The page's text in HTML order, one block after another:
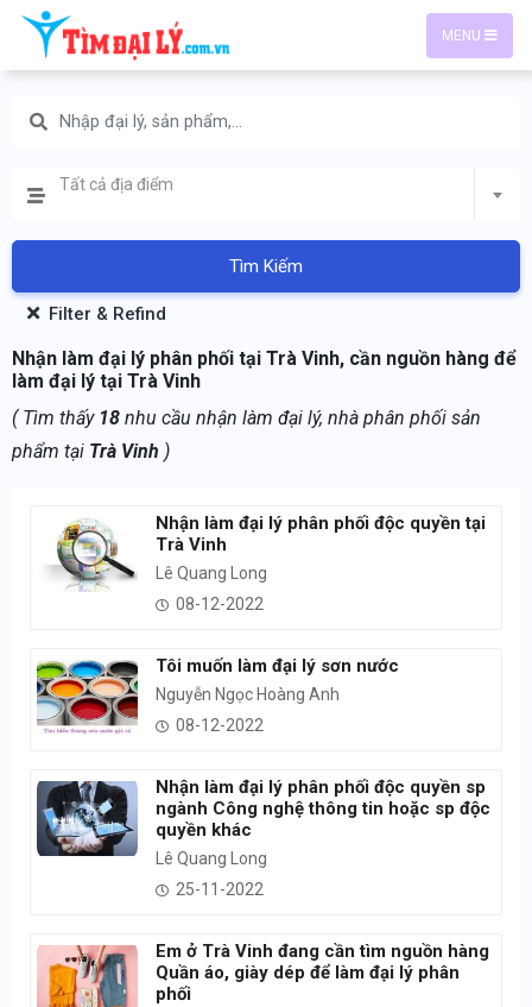
MENU
Tất cả địa điểm
Tìm Kiếm
Filter & Refind
Nhận làm đại lý phân phối tại Trà Vinh, cần nguồn hàng để
làm đại lý tại Trà Vinh
( Tìm thấy 18 nhu cầu nhận làm đại lý, nhà phân phối sản
phẩm tại Trà Vinh )
Nhận làm đại lý phân phối độc quyền tại
Trà Vinh
Lê Quang Long
08-12-2022
Tôi muốn làm đại lý sơn nước
Nguyễn Ngọc Hoàng Anh
08-12-2022
Nhận làm đại lý phân phối độc quyền sp
ngành Công nghệ thông tin hoặc sp độc
quyền khác
Lê Quang Long
25-11-2022
Em ở Trà Vinh đang cần tìm nguồn hàng
Quần áo, giày dép để làm đại lý phân
phối